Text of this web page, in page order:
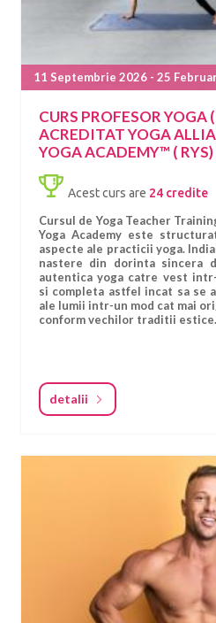
11 Septembrie 2026 - 25
CURS PROFESOR YOGA
ACREDITAT YOGA
YOGA ACADEMY™ (
Acest curs are 24 credite
Cursul de Yoga Teacher
Yoga Academy este
aspecte ale practicii yoga.
nastere din dorinta sincera
autentica yoga catre vest
si completa astfel incat sa se
ale lumii intr-un mod cat mai
conform vechilor traditii estice.
detalii